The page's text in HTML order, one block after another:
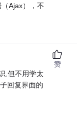
Ajax），不
,但不用学太
回复界面的
赞